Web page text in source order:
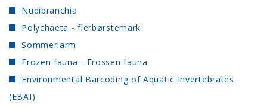
Nudibranchia
Polychaeta - flerbørstemark
Sommerlarm
Frozen fauna - Frossen fauna
Environmental Barcoding of Aquatic Invertebrates
(EBAI)